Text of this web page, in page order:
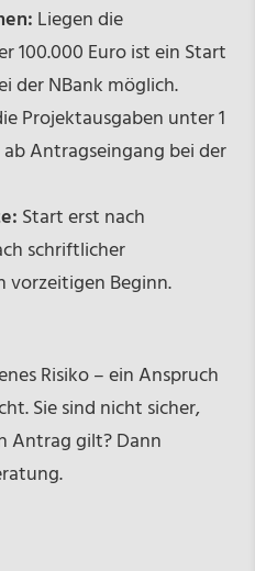
Liegen die
100.000 Euro ist ein Start
der NBank möglich.
Projektausgaben unter 1
Antragseingang bei der
Start erst nach
schriftlicher
vorzeitigen Beginn.
Risiko – ein Anspruch
Sie sind nicht sicher,
Antrag gilt? Dann